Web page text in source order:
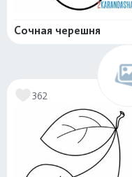
Сочная черешня
362